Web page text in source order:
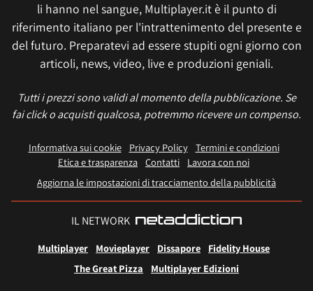
li hanno nel sangue, Multiplayer.it è il punto di
riferimento italiano per l'intrattenimento del presente e
del futuro. Preparatevi ad essere stupiti ogni giorno con
articoli, news, video, live e produzioni geniali.
Tutti i prezzi sono validi al momento della pubblicazione. Se
fai click o acquisti qualcosa, potremmo ricevere un compenso.
Informativa sui cookie Privacy Policy
Termini e condizioni
Etica e trasparenza Contatti
Lavora con noi
Aggiorna le impostazioni di tracciamento della pubblicità
IL NETWORK
Multiplayer Movieplayer Dissapore
Fidelity House
The Great Pizza
Multiplayer Edizioni